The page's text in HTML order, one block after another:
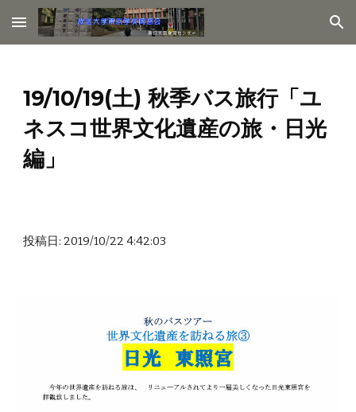
Skip to main content Skip to navigation
19/10/19(土) 秋季バス旅行「ユ
ネスコ世界文化遺産の旅・日光
編」
投稿日: 2019/10/22 4:42:03